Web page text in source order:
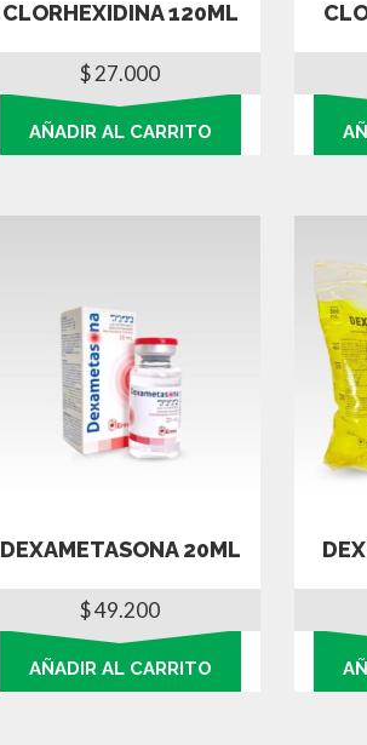
CLORHEXIDINA 120ML
$27.000
AÑADIR AL CARRITO
DEXAMETASONA 20ML
$49.200
AÑADIR AL CARRITO